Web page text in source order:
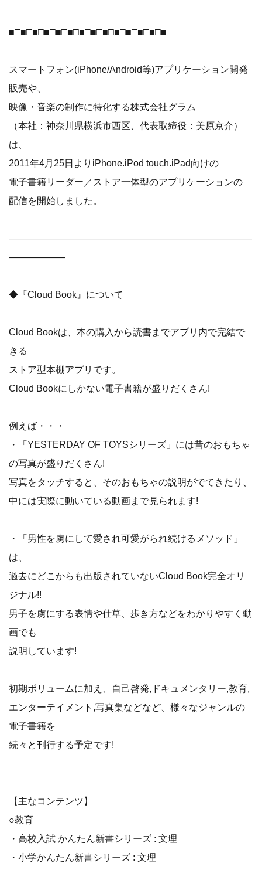
■□■□■□■□■□■□■□■□■□■□■□■□■□■
スマートフォン(iPhone/Android等)アプリケーション開発
販売や、
映像・音楽の制作に特化する株式会社グラム
（本社：神奈川県横浜市西区、代表取締役：美原京介）
は、
2011年4月25日よりiPhone.iPod touch.iPad向けの
電子書籍リーダー／ストア一体型のアプリケーションの
配信を開始しました。
――――――――――――――――――――――――――
――――――
◆『Cloud Book』について
Cloud Bookは、本の購入から読書までアプリ内で完結で
きる
ストア型本棚アプリです。
Cloud Bookにしかない電子書籍が盛りだくさん!
例えば・・・
・「YESTERDAY OF TOYSシリーズ」には昔のおもちゃ
の写真が盛りだくさん!
写真をタッチすると、そのおもちゃの説明がでてきたり、
中には実際に動いている動画まで見られます!
・「男性を虜にして愛され可愛がられ続けるメソッド」
は、
過去にどこからも出版されていないCloud Book完全オリ
ジナル!!
男子を虜にする表情や仕草、歩き方などをわかりやすく動
画でも
説明しています!
初期ボリュームに加え、自己啓発,ドキュメンタリー,教育,
エンターテイメント,写真集などなど、様々なジャンルの
電子書籍を
続々と刊行する予定です!
【主なコンテンツ】
○教育
・高校入試 かんたん新書シリーズ : 文理
・小学かんたん新書シリーズ : 文理